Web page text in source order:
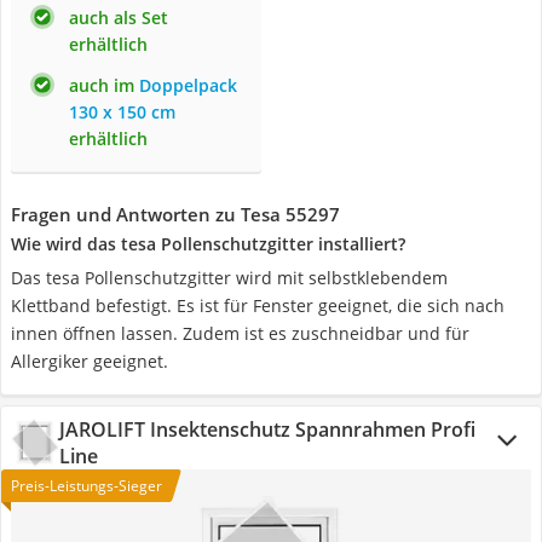
auch als Set
erhältlich
auch im Doppelpack
130 x 150 cm
erhältlich
Fragen und Antworten zu Tesa 55297
Wie wird das tesa Pollenschutzgitter installiert?
Das tesa Pollenschutzgitter wird mit selbstklebendem
Klettband befestigt. Es ist für Fenster geeignet, die sich nach
innen öffnen lassen. Zudem ist es zuschneidbar und für
Allergiker geeignet.
JAROLIFT Insektenschutz Spannrahmen Profi
Line
Preis-Leistungs-Sieger